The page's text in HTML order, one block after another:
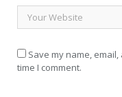
Save my name,
time I comment.